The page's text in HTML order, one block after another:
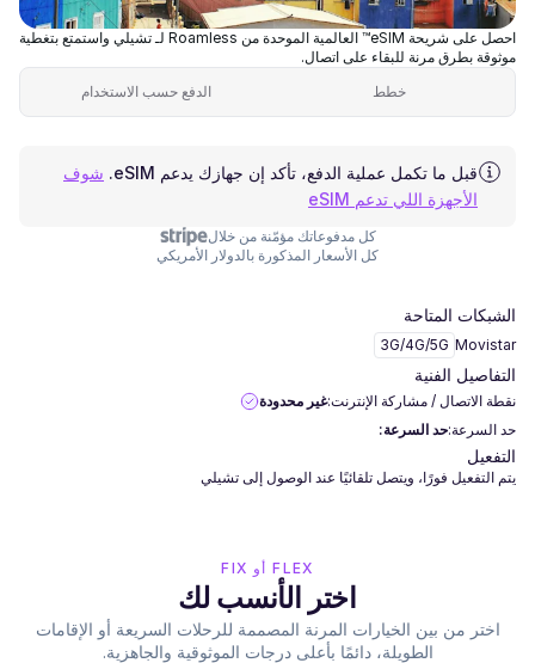
احصل على شريحة eSIM™ العالمية الموحدة من Roamless لـ تشيلي واستمتع بتغطية
موثوقة بطرق مرنة للبقاء على اتصال.
خطط
الدفع حسب الاستخدام
قبل ما تكمل عملية الدفع، تأكد إن جهازك يدعم eSIM.
شوف
الأجهزة اللي تدعم eSIM
كل مدفوعاتك مؤمّنة من خلال
كل الأسعار المذكورة بالدولار الأمريكي
الشبكات المتاحة
Movistar
3G/4G/5G
التفاصيل الفنية
نقطة الاتصال / مشاركة الإنترنت:غير محدودة
حد السرعة:حد السرعة:
التفعيل
يتم التفعيل فورًا، ويتصل تلقائيًا عند الوصول إلى تشيلي
FLEX أو FIX
اختر الأنسب لك
اختر من بين الخيارات المرنة المصممة للرحلات السريعة أو الإقامات
الطويلة، دائمًا بأعلى درجات الموثوقية والجاهزية.